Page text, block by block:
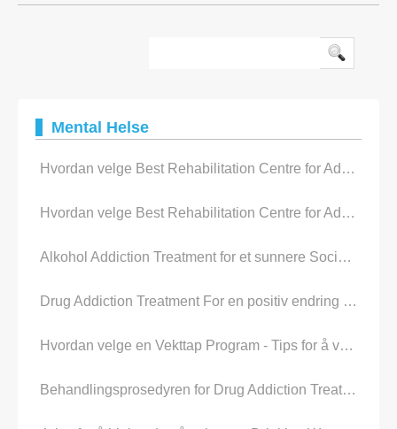
Mental Helse
Hvordan velge Best Rehabilitation Centre for Addiction ??
Hvordan velge Best Rehabilitation Centre for Addiction ??
Alkohol Addiction Treatment for et sunnere Social Life
Drug Addiction Treatment For en positiv endring i Life
Hvordan velge en Vekttap Program - Tips for å velge et vekttap Program
Behandlingsprosedyren for Drug Addiction Treatment Centers